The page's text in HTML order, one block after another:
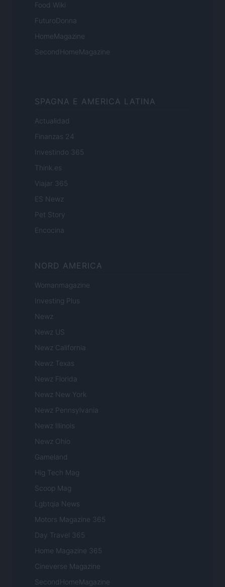
Food Wiki
FuturoDonna
HomeMagazine
SecondHomeMagazine
SPAGNA E AMERICA LATINA
Actualidad
Finanzas 24
Investindo 365
Think.es
Viajar 365
ES Newz
Pet Story
Encocina
NORD AMERICA
Womanmagazine
Investing Plus
Newz
Newz US
Newz California
Newz Texas
Newz Florida
Newz New York
Newz Pennsylvania
Newz Illinois
Newz Ohio
Gameland
Hig Tech Mag
Scoop Mag
Lgbtqia News
Motors Magazine 365
Day Travel 365
Home Magazine 365
Cineverse Magazine
SecondHomeMagazine